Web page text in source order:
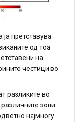
претставува
од тоа
на
честици во
разликите во
зони.
најмногу